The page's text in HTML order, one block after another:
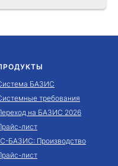
БАЗИС
требования
на БАЗИС 2026
лист
БАЗИС: Производство
лист